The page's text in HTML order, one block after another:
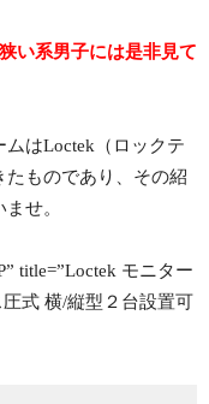
い系男子には是非見て
はLoctek（ロックテ
たものであり、その紹
せ。
title=”Loctek モニター
式 横/縦型２台設置可